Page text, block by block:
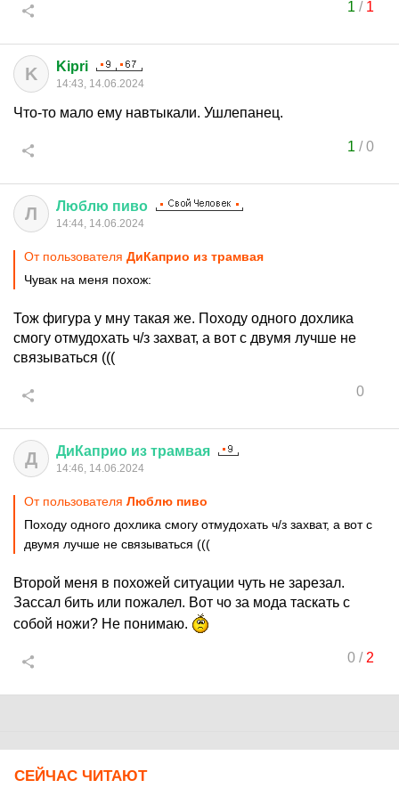
1 / 1
K Kipri
14:43, 14.06.2024
Что-то мало ему навтыкали. Ушлепанец.
1 /0
Л Люблю пиво
14:44, 14.06.2024
От пользователя ДиКаприо из трамвая
Чувак на меня похож:
Тож фигура у мну такая же. Походу одного дохлика
смогу отмудохать ч/з захват, а вот с двумя лучше не
связываться (((
0
Д ДиКаприо из трамвая
14:46, 14.06.2024
От пользователя Люблю пиво
Походу одного дохлика смогу отмудохать ч/з захват, а вот с
двумя лучше не связываться (((
Второй меня в похожей ситуации чуть не зарезал.
Зассал бить или пожалел. Вот чо за мода таскать с
собой ножи? Не понимаю.
0/ 2
СЕЙЧАС ЧИТАЮТ